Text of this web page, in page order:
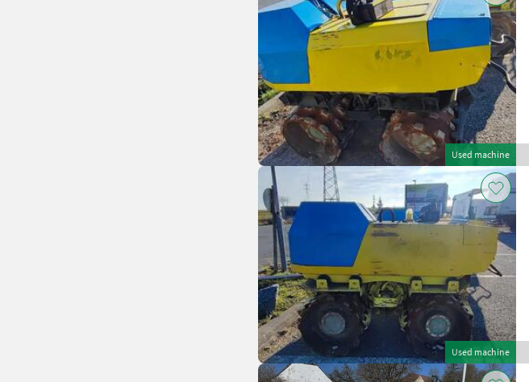
Used machine
Used machine